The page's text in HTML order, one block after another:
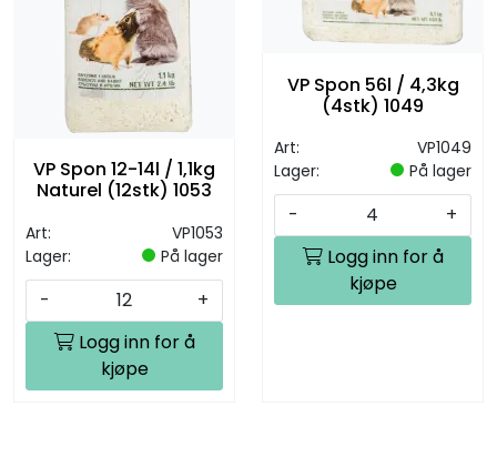
VP Spon 12-14l / 1,1kg
Naturel (12stk) 1053
Art:
VP1053
Lager:
På lager
-
+
Logg inn for å
kjøpe
VP Spon 56l / 4,3kg
(4stk) 1049
Art:
VP1049
Lager:
På lager
-
+
Logg inn for å
kjøpe